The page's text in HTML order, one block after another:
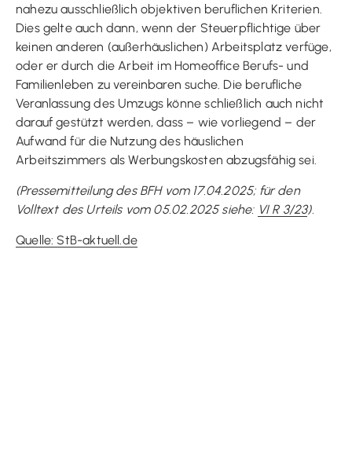
nahezu ausschließlich objektiven beruflichen Kriterien.
Dies gelte auch dann, wenn der Steuerpflichtige über
keinen anderen (außerhäuslichen) Arbeitsplatz verfüge,
oder er durch die Arbeit im Homeoffice Berufs- und
Familienleben zu vereinbaren suche. Die berufliche
Veranlassung des Umzugs könne schließlich auch nicht
darauf gestützt werden, dass – wie vorliegend – der
Aufwand für die Nutzung des häuslichen
Arbeitszimmers als Werbungskosten abzugsfähig sei.
(Pressemitteilung des BFH vom 17.04.2025; für den
Volltext des Urteils vom 05.02.2025 siehe: VI R 3/23).
Quelle: StB-aktuell.de